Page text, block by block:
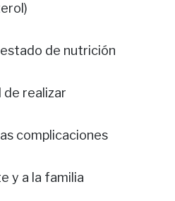
de nutrición
de realizar
complicaciones
y a la familia